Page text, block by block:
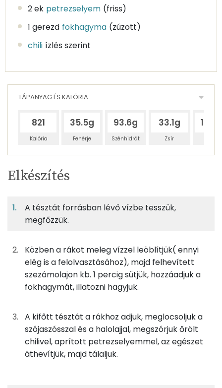
2 ek petrezselyem (friss)
1 gerezd fokhagyma (zúzott)
chili ízlés szerint
TÁPANYAG ÉS KALÓRIA
821
Kalória
35.5g
Fehérje
93.6g
Szénhidrát
33.1g
Zsír
Egy
adagban
12%
Fehérje
31%
11%
120g tészta
445 kcal
120ggarnéla
85 kcal
10g halolaj
90 kcal
30g szójaszósz
18 kcal
TÁPANYAGTARTALOM
Egy
adagban
1
100
12%
Fehérje
31%
Szénhidrát
11%
Zsír
46%
Víz
TOP ásványi anyagok
Nátrium
Foszfor
Szelén
Kálcium
Elkészítés
A tésztát forrásban lévő vízbe tesszük,
megfőzzük.
Közben a rákot meleg vízzel leöblítjük( ennyi
elég is a felolvasztásához), majd felhevített
szezámolajon kb. 1 percig sütjük, hozzáadjuk a
fokhagymát, illatozni hagyjuk.
A kifőtt tésztát a rákhoz adjuk, meglocsoljuk a
szójaszósszal és a halolajjal, megszórjuk őrölt
chilivel, aprított petrezselyemmel, az egészet
áthevítjük, majd tálaljuk.